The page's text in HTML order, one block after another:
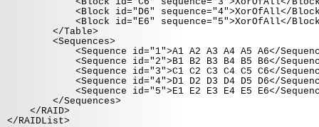
<Block id="D6" sequence="4">XorOfAll</
<Block id="E6" sequence="5">XorOfAll</
</Table>
<Sequences>
<Sequence id="1">A1 A2 A3 A4 A5 A6</
<Sequence id="2">B1 B2 B3 B4 B5 B6</
<Sequence id="3">C1 C2 C3 C4 C5 C6</
<Sequence id="4">D1 D2 D3 D4 D5 D6</
<Sequence id="5">E1 E2 E3 E4 E5 E6</
</Sequences>
</RAID>
</RAIDList>